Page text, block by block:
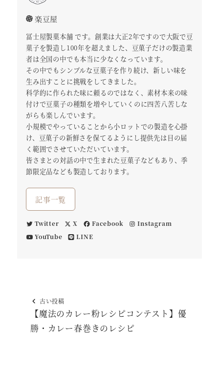
楽豆屋
冨士屋製菓本舗 です。創業は大正2年ですので大阪で豆
菓子を製造し100年を超えました、豆菓子だけの製造業
者は全国の中でも本当に少なくなっています。
その中でもシンプルな豆菓子を作り続け、新しい味を
生み出すことに挑戦をしてきました。
科学的に作られた味に頼るのではなく、素材本来の味
付けで豆菓子の種類を増やしていくのに四苦八苦しな
がらも楽しんでいます。
小規模でやっていることから小ロットでの製造を心掛
け、豆菓子の新鮮さを保てるようにし提供先は目の届
く範囲でさせていただいています。
皆さまとの対話の中で生まれた豆菓子などもあり、季
節限定品なども製造しております。
記事一覧
Twitter X Facebook
Instagram
YouTube
LINE
古い投稿
【魔法のカレー粉レシピコンテスト】優
勝・カレー春巻きのレシピ